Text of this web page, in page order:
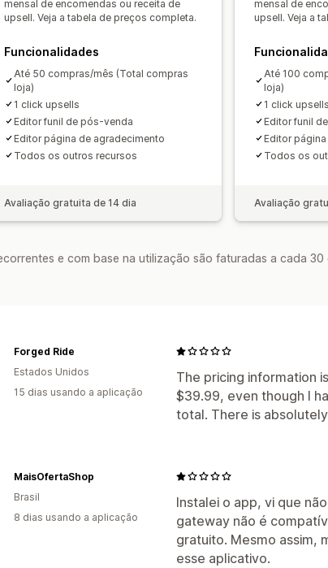
Testes A/B
Taxas de
Desempenho da
Canalize o desempenho
Venda superior com um
mensal de encomendas ou receita de
upsell. Veja a tabela de preços completa.
Funcionalidades
Até 50 compras/mês (Total compras
loja)
1 click upsells
Editor funil de pós-venda
Editor página de agradecimento
Todos os outros recursos
Avaliação gratuita de 14 dia
mensal de
upsell. Veja a
Até 100
loja)
1 click upsells
Editor funil
Editor
Todos os
Avaliação
e com base na utilização são faturadas a cada 30
The pricing information
$39.99, even though I
total. There is
Forged Ride
Estados Unidos
15 dias usando a aplicação
Instalei o app, vi que
gateway não é
gratuito. Mesmo assim,
esse aplicativo.
MaisOfertaShop
Brasil
8 dias usando a aplicação